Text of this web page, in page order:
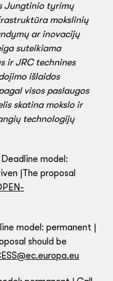
Jungtinio tyrimų
mokslinių
ar inovacijų
suteikiama
ir JRC technines
išlaidos
visos paslaugos
skatina mokslo ir
technologijų
Deadline model:
|The proposal
model: permanent |
should be